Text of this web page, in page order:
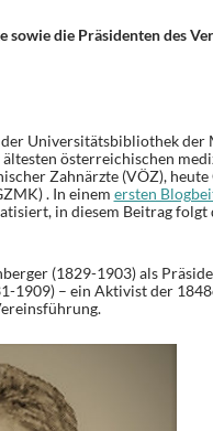
die Präsidenten des
Universitätsbibliothek der
österreichischen
Zahnärzte (VÖZ),
. In einem ersten
in diesem Beitrag folgt
(1829-1903) als
1909) – ein Aktivist der